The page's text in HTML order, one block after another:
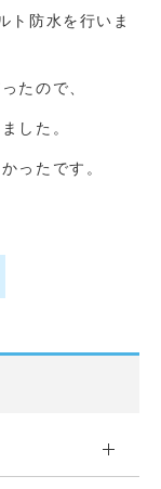
ト防水を行いま
たので、
した。
ったです。